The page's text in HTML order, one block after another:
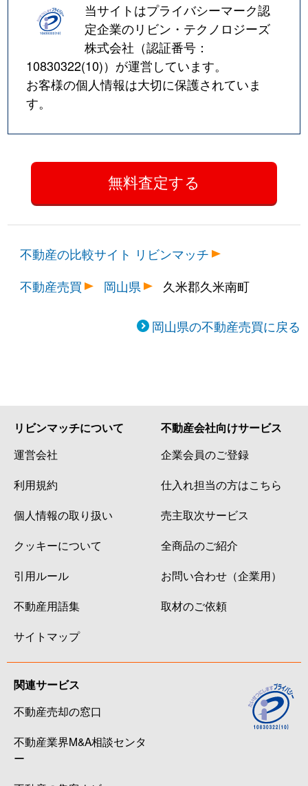
当サイトはプライバシーマーク認
定企業のリビン・テクノロジーズ
株式会社（認証番号：
10830322(10)）が運営しています。
お客様の個人情報は大切に保護されていま
す。
不動産の比較サイト リビンマッチ
不動産売買
岡山県 久米郡久米南町
岡山県の不動産売買に戻る
リビンマッチについて
運営会社
利用規約
個人情報の取り扱い
クッキーについて
引用ルール
不動産用語集
サイトマップ
不動産会社向けサービス
企業会員のご登録
仕入れ担当の方はこちら
売主取次サービス
全商品のご紹介
お問い合わせ（企業用）
取材のご依頼
関連サービス
不動産売却の窓口
不動産業界M&A相談センタ
ー